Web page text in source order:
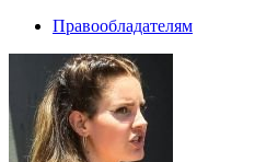
Правообладателям